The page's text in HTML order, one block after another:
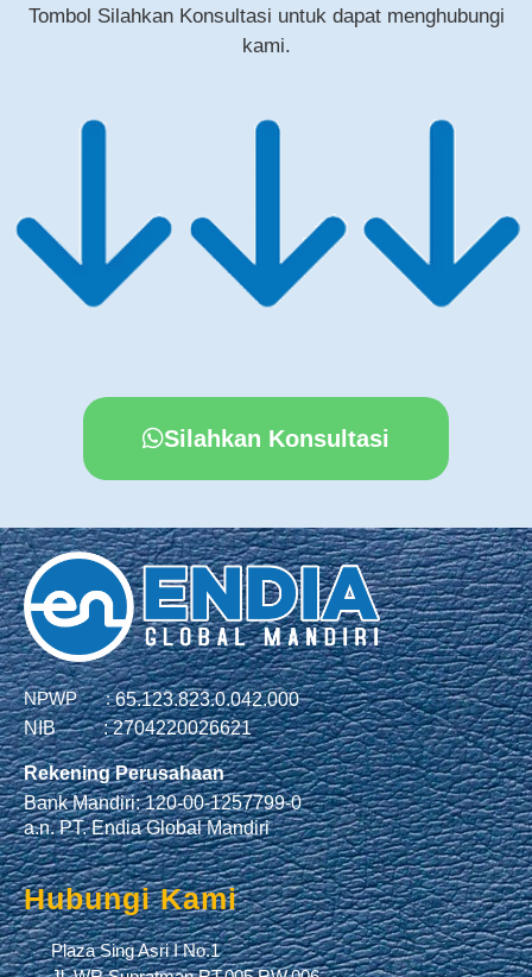
Tombol Silahkan Konsultasi untuk dapat menghubungi
kami.
Silahkan Konsultasi
NPWP :65.123.823.0.042.000
NIB :2704220026621
Rekening Perusahaan
Bank Mandiri: 120-00-1257799-0
a.n. PT. Endia Global Mandiri
Hubungi Kami
Plaza Sing Asri I No.1